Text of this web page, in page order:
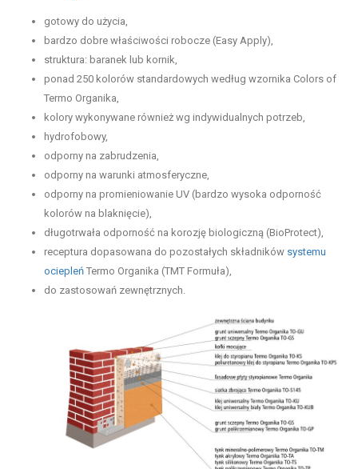
gotowy do użycia,
bardzo dobre właściwości robocze (Easy Apply),
struktura: baranek lub kornik,
ponad 250 kolorów standardowych według wzornika Colors of
Termo Organika,
kolory wykonywane również wg indywidualnych potrzeb,
hydrofobowy,
odporny na zabrudzenia,
odporny na warunki atmosferyczne,
odporny na promieniowanie UV (bardzo wysoka odporność
kolorów na blaknięcie),
długotrwała odporność na korozję biologiczną (BioProtect),
receptura dopasowana do pozostałych składników systemu
ociepleń Termo Organika (TMT Formuła),
do zastosowań zewnętrznych.